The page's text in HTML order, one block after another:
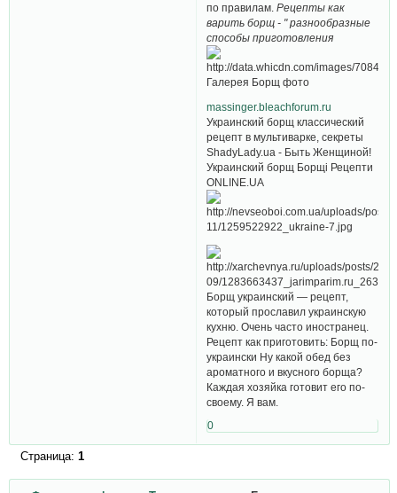
по правилам.Рецепты как
варить борщ - " разнообразные
способы приготовления
Галерея Борщ фото
massinger.bleachforum.ru
Украинский борщ классический
рецепт в мультиварке, секреты
ShadyLady.ua - Быть Женщиной!
Украинский борщ Борщi Рецепти
ONLINE.UA
Борщ украинский — рецепт,
который прославил украинскую
кухню. Очень часто иностранец.
Рецепт как приготовить: Борщ по-
украински Ну какой обед без
ароматного и вкусного борща?
Каждая хозяйка готовит его по-
своему. Я вам.
0
Страница: 1